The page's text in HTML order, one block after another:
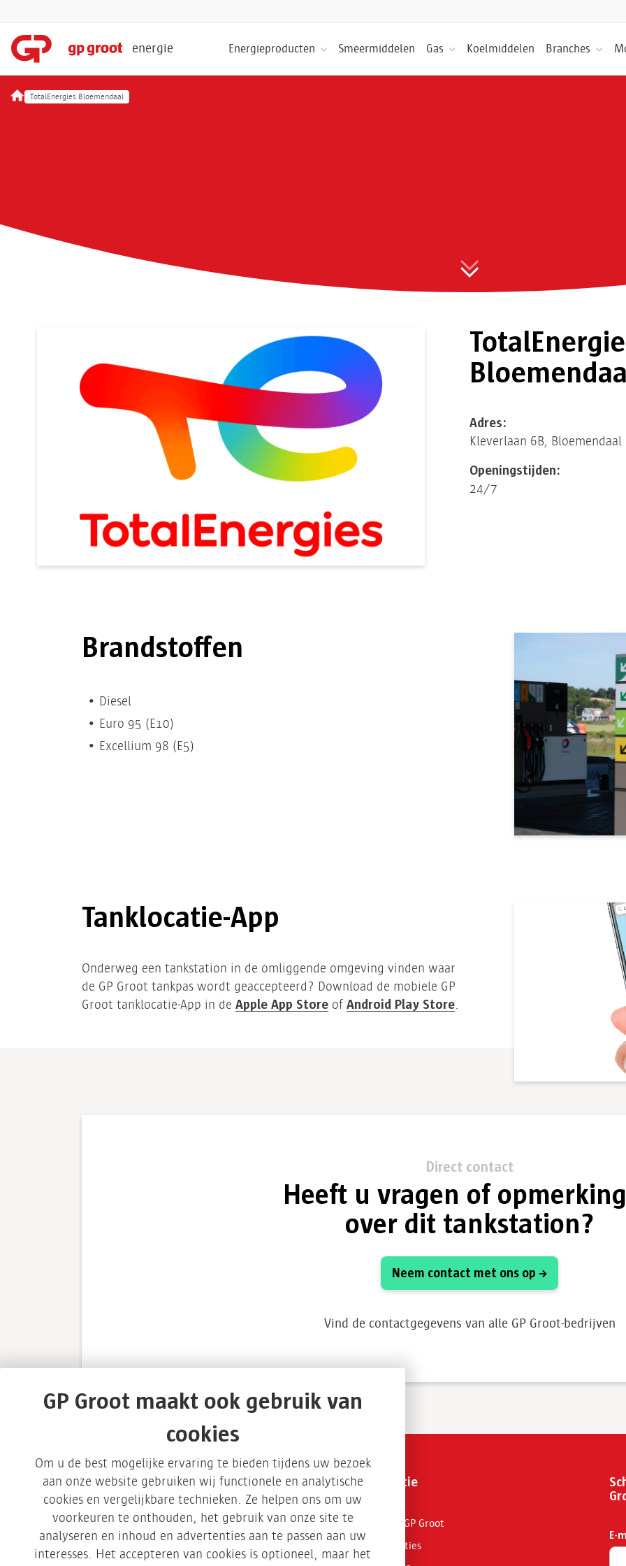
energie Energieproducten Smeermiddelen Gas Koelmiddelen Branches
TotalEnergies Bloemendaal
Adres:
Kleverlaan 6B, Bloemendaal
Openingstijden:
24/7
Brandstoffen
Diesel
Euro 95 (E10)
Excellium 98 (E5)
Tanklocatie-App
Onderweg een tankstation in de omliggende omgeving vinden waar
de GP Groot tankpas wordt geaccepteerd? Download de mobiele GP
Groot tanklocatie-App in de Apple App Store of Android Play Store.
Direct contact
Heeft u vragen of
over dit tankstation?
Neem contact met ons op
Vind de contactgegevens van alle GP Groot-bedrijven
Inspiratie
Duurzamere brandstoffen
Organisatie
Werken bij GP Groot
Bedrijfslocaties
E-
GP Groot maakt ook gebruik van
cookies
Om u de best mogelijke ervaring te bieden tijdens uw bezoek
aan onze website gebruiken wij functionele en analytische
cookies en vergelijkbare technieken. Ze helpen ons om uw
voorkeuren te onthouden, het gebruik van onze site te
analyseren en inhoud en advertenties aan te passen aan uw
interesses. Het accepteren van cookies is optioneel, maar het